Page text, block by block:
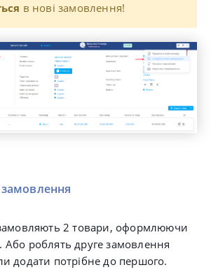
в нові замовлення!
замовляють 2 товари, оформлюючи
роблять друге замовлення
додати потрібне до першого.